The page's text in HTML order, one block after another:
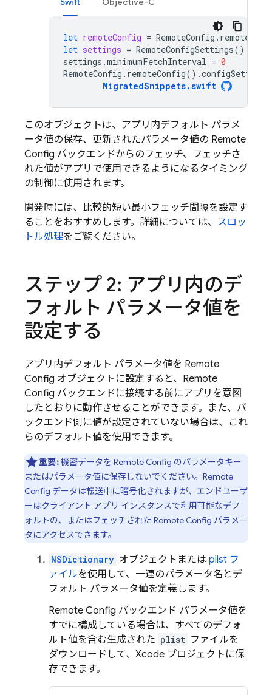
let remoteConfig = RemoteConfig .
let settings = RemoteConfigSettings()
settings .minimumFetchInterval = 0
RemoteConfig . remoteConfig().configSettings
MigratedSnippets.swift
このオブジェクトは、アプリ内デフォルト パラメ
ータ値の保存、更新されたパラメータ値の Remote
Config バックエンドからのフェッチ、フェッチさ
れた値がアプリで使用できるようになるタイミング
の制御に使用されます。
開発時には、比較的短い最小フェッチ間隔を設定す
ることをおすすめします。詳細については、 スロッ
トル処理をご覧ください。
ステップ 2: アプリ内のデ
フォルト パラメータ値を
設定する
アプリ内デフォルト パラメータ値を Remote
Config オブジェクトに設定すると、 Remote
Config バックエンドに接続する前にアプリを意図
したとおりに動作させることができます。また、バ
ックエンド側に値が設定されていない場合は、これ
らのデフォルト値を使用できます。
重要:機密データを Remote Config のパラメータキー
またはパラメータ値に保存しないでください。 Remote
Config データは転送中に暗号化されますが、エンドユーザ
ーはクライアント アプリ インスタンスで利用可能なデフ
ォルトの、またはフェッチされた Remote Config パラメー
タにアクセスできます。
NSDictionary オブジェクトまたは plist フ
ァイルを使用して、一連のパラメータ名とデ
フォルト パラメータ値を定義します。
Remote Config バックエンド パラメータ値を
すでに構成している場合は、すべてのデフォ
ルト値を含む生成された plist ファイルを
ダウンロードして、Xcode プロジェクトに保
存できます。